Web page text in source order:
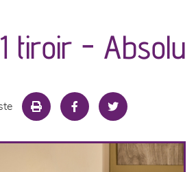
tiroir - Absolu